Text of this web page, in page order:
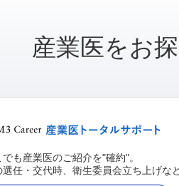
産業医をお
も産業医のご紹介を"確約"。
選任・交代時、衛生委員会立ち上げな